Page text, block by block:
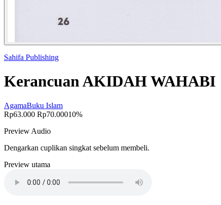
Sahifa Publishing
Kerancuan AKIDAH WAHABI
AgamaBuku Islam
Rp63.000 Rp70.00010%
Preview Audio
Dengarkan cuplikan singkat sebelum membeli.
Preview utama